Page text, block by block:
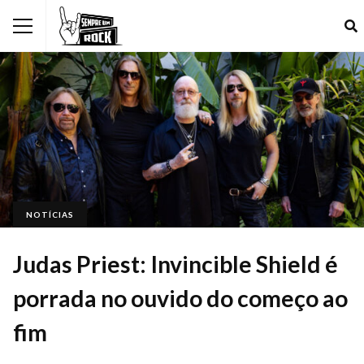
NOTÍCIAS
Judas Priest: Invincible Shield é
porrada no ouvido do começo ao
fim